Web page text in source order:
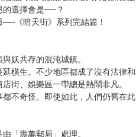
的異想人氣作品
結篇！
」迎向終焉時刻！
你的心臟。
時被「人類批發」改造而失去記
險人物人類批發跟暗天街的關係是
的選擇會是──？